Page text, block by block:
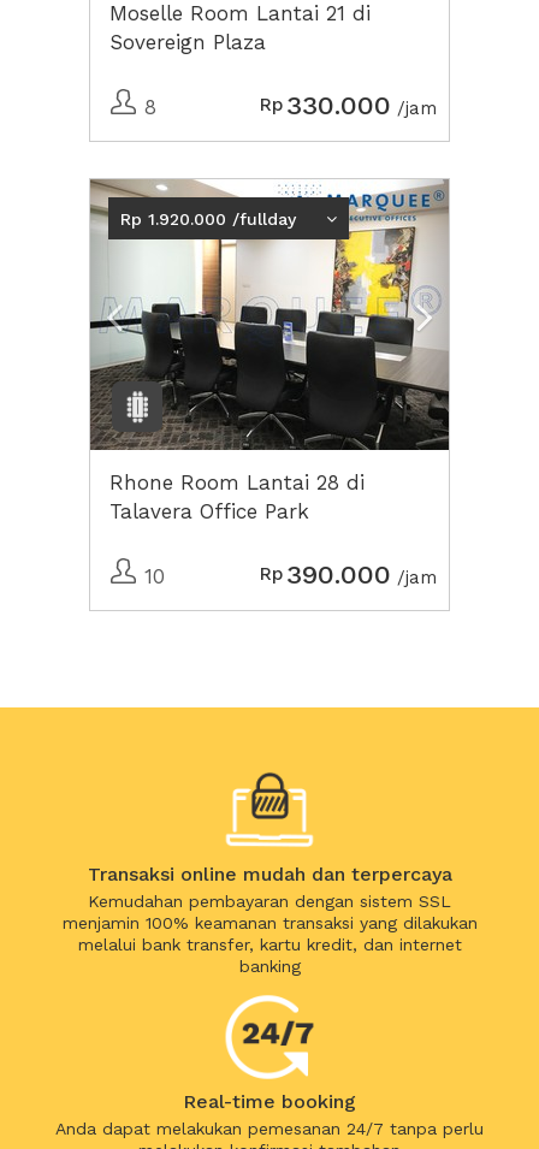
Moselle Room Lantai 21 di
Sovereign Plaza
8 Rp 330.000 /jam
Previous Next2
Rp 1.920.000 /fullday
Rhone Room Lantai 28 di
Talavera Office Park
10 Rp 390.000 /jam
Transaksi online mudah dan terpercaya
Kemudahan pembayaran dengan sistem SSL
menjamin 100% keamanan transaksi yang dilakukan
melalui bank transfer, kartu kredit, dan internet
banking
Real-time booking
Anda dapat melakukan pemesanan 24/7 tanpa perlu